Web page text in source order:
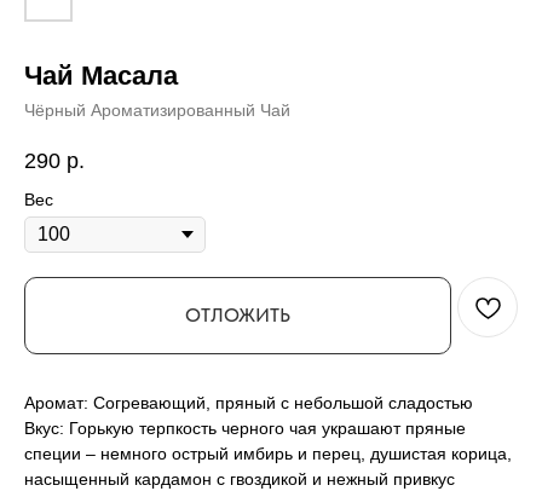
Чай Масала
Чёрный Ароматизированный Чай
290 р.
Вес
ОТЛОЖИТЬ
Аромат: Согревающий, пряный с небольшой сладостью
Вкус: Горькую терпкость черного чая украшают пряные
специи – немного острый имбирь и перец, душистая корица,
насыщенный кардамон с гвоздикой и нежный привкус